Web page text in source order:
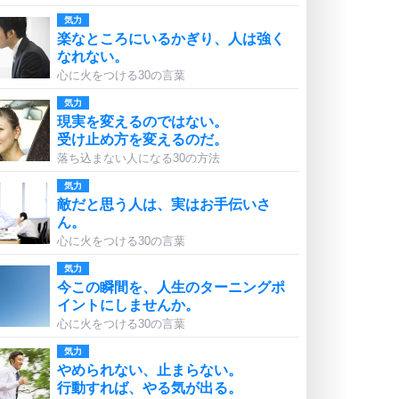
気力
楽なところにいるかぎり、人は強く
なれない。
心に火をつける30の言葉
気力
現実を変えるのではない。
受け止め方を変えるのだ。
落ち込まない人になる30の方法
気力
敵だと思う人は、実はお手伝いさ
ん。
心に火をつける30の言葉
気力
今この瞬間を、人生のターニングポ
イントにしませんか。
心に火をつける30の言葉
気力
やめられない、止まらない。
行動すれば、やる気が出る。